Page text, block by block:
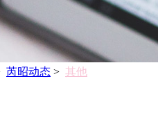
芮昭动态 > 其他